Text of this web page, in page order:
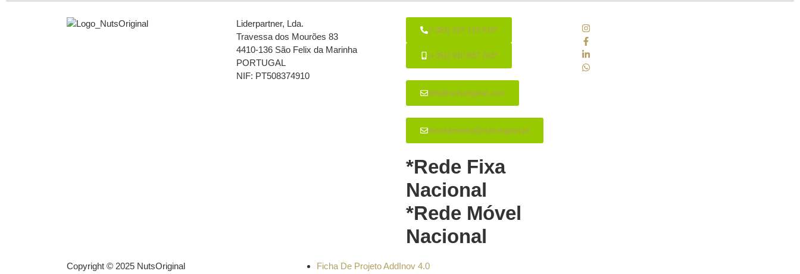
Liderpartner, Lda.
Travessa dos Mourões 83
4410-136 São Felix da Marinha
PORTUGAL
NIF: PT508374910
(+351) 227 123 618*
(+351) 910 937 243*
info@nutsoriginal.com
recrutamento@nutsoriginal.pt
*Rede Fixa
Nacional
*Rede Móvel
Nacional
Copyright © 2025 NutsOriginal Ficha De Projeto AddInov 4.0